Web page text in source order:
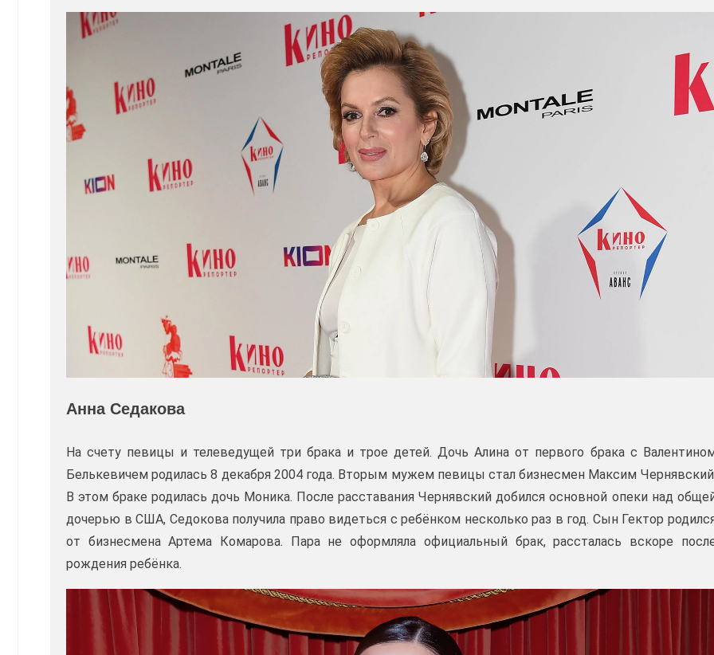
Анна Седакова
На счету певицы и телеведущей три брака и трое детей. Дочь Алина от первого брака с
Белькевичем родилась 8 декабря 2004 года. Вторым мужем певицы стал бизнесмен Максим
В этом браке родилась дочь Моника. После расставания Чернявский добился основной опеки над
дочерью в США, Седокова получила право видеться с ребёнком несколько раз в год. Сын Гектор
от бизнесмена Артема Комарова. Пара не оформляла официальный брак, рассталась вскоре
рождения ребёнка.